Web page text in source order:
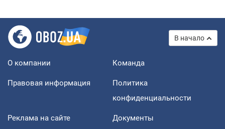
В начало
О компании Команда
Правовая информация
Политика
конфиденциальности
Реклама на сайте Документы